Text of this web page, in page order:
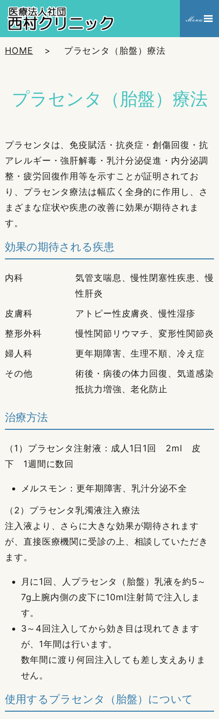
HOME プラセンタ（胎盤）療法
プラセンタ（胎盤）療法
プラセンタは、免疫賦活・抗炎症・創傷回復・抗
アレルギー・強肝解毒・乳汁分泌促進・内分泌調
整・疲労回復作用等を示すことが証明されてお
り、プラセンタ療法は幅広く全身的に作用し、さ
まざまな症状や疾患の改善に効果が期待されま
す。
効果の期待される疾患
内科
気管支喘息、慢性閉塞性疾患、慢
性肝炎
皮膚科
アトピー性皮膚炎、慢性湿疹
整形外科
慢性関節リウマチ、変形性関節炎
婦人科
更年期障害、生理不順、冷え症
その他
術後・病後の体力回復、気道感染
抵抗力増強、老化防止
治療方法
（1）プラセンタ注射液：成人1日1回 2ml 皮
下 1週間に数回
メルスモン：更年期障害、乳汁分泌不全
（2）プラセンタ乳濁液注入療法
注入液より、さらに大きな効果が期待されます
が、直接医療機関に受診の上、相談していただき
ます。
月に1回、人プラセンタ（胎盤）乳液を約5～
7g上腕内側の皮下に10ml注射筒で注入しま
す。
3～4回注入してから効き目は現れてきます
が、1年間は行います。
数年間に渡り何回注入しても差し支えありま
せん。
使用するプラセンタ（胎盤）について